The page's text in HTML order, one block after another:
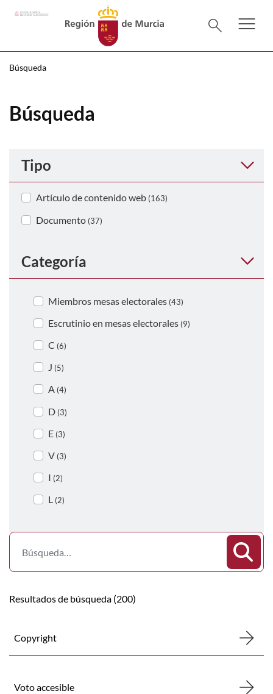
Menú
menu
search
Búsqueda
Búsqueda
Tipo
Artículo de contenido web (163)
Documento (37)
Categoría
Miembros mesas electorales (43)
Escrutinio en mesas electorales (9)
C (6)
J (5)
A (4)
D (3)
E (3)
V (3)
I (2)
L (2)
Resultados de búsqueda (200)
Copyright
Voto accesible